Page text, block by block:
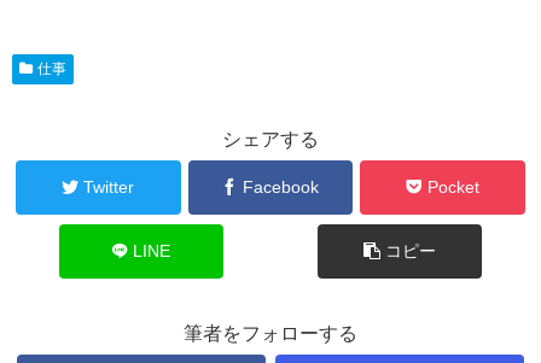
仕事
シェアする
Twitter Facebook Pocket
LINE コピー
筆者をフォローする